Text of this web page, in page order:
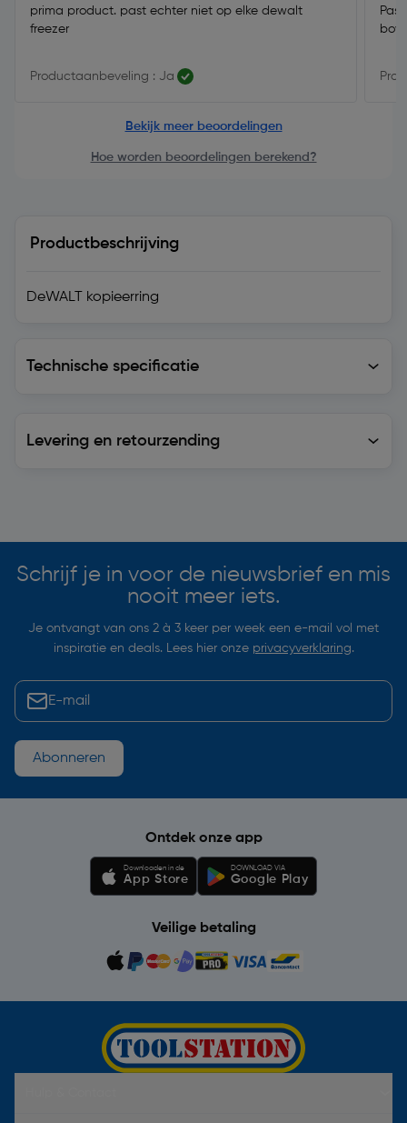
prima product. past echter niet op elke dewalt
freezer
Productaanbeveling : Ja
Bekijk meer beoordelingen
Hoe worden beoordelingen berekend?
Productbeschrijving
DeWALT kopieerring
Technische specificatie
Levering en retourzending
Schrijf je in voor de nieuwsbrief en mis
nooit meer iets.
Je ontvangt van ons 2 à 3 keer per week een e-mail vol met
inspiratie en deals. Lees hier onze privacyverklaring.
Abonneren
Ontdek onze app
Downloaden in de
App Store
DOWNLOAD VIA
Google Play
Veilige betaling